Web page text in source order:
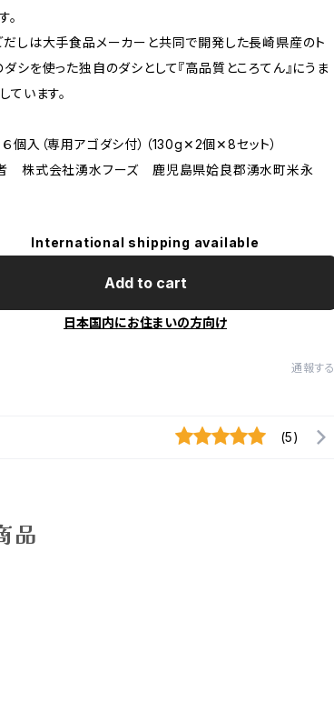
。
だしは大手食品メーカーと共同で開発した長崎県産のト
ダシを使った独自のダシとして『高品質ところてん』にうま
ています。
個入（専用アゴダシ付）（130g✕2個✕8セット）
株式会社湧水フーズ 鹿児島県姶良郡湧水町米永
International shipping available
Add to cart
日本国内にお住まいの方向け
通報する
(5)
品